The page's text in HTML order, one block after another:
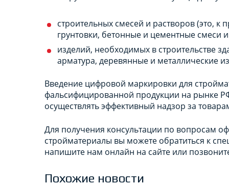
строительных смесей и растворов (это,
грунтовки, бетонные и цементные смеси и
изделий, необходимых в строительстве
арматура, деревянные и металлические
Введение цифровой маркировки для
фальсифицированной продукции на рынке
осуществлять эффективный надзор за
Для получения консультации по вопросам
стройматериалы вы можете обратиться к
напишите нам онлайн на сайте или
Похожие новости